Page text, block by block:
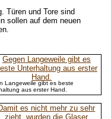
Türen und Tore sind
sollen auf dem neuen
Langeweile gibt es beste
aus erster Hand.